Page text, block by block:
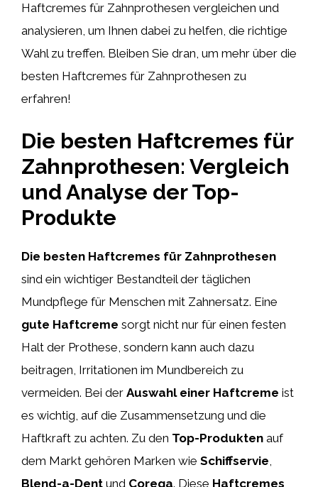
Haftcremes für Zahnprothesen vergleichen und
analysieren, um Ihnen dabei zu helfen, die richtige
Wahl zu treffen. Bleiben Sie dran, um mehr über die
besten Haftcremes für Zahnprothesen zu
erfahren!
Die besten Haftcremes für
Zahnprothesen: Vergleich
und Analyse der Top-
Produkte
Die besten Haftcremes für Zahnprothesen
sind ein wichtiger Bestandteil der täglichen
Mundpflege für Menschen mit Zahnersatz. Eine
gute Haftcreme sorgt nicht nur für einen festen
Halt der Prothese, sondern kann auch dazu
beitragen, Irritationen im Mundbereich zu
vermeiden. Bei der Auswahl einer Haftcreme ist
es wichtig, auf die Zusammensetzung und die
Haftkraft zu achten. Zu den Top-Produkten auf
dem Markt gehören Marken wie Schiffservie
Blend-a-Dent und Corega. Diese Haftcremes